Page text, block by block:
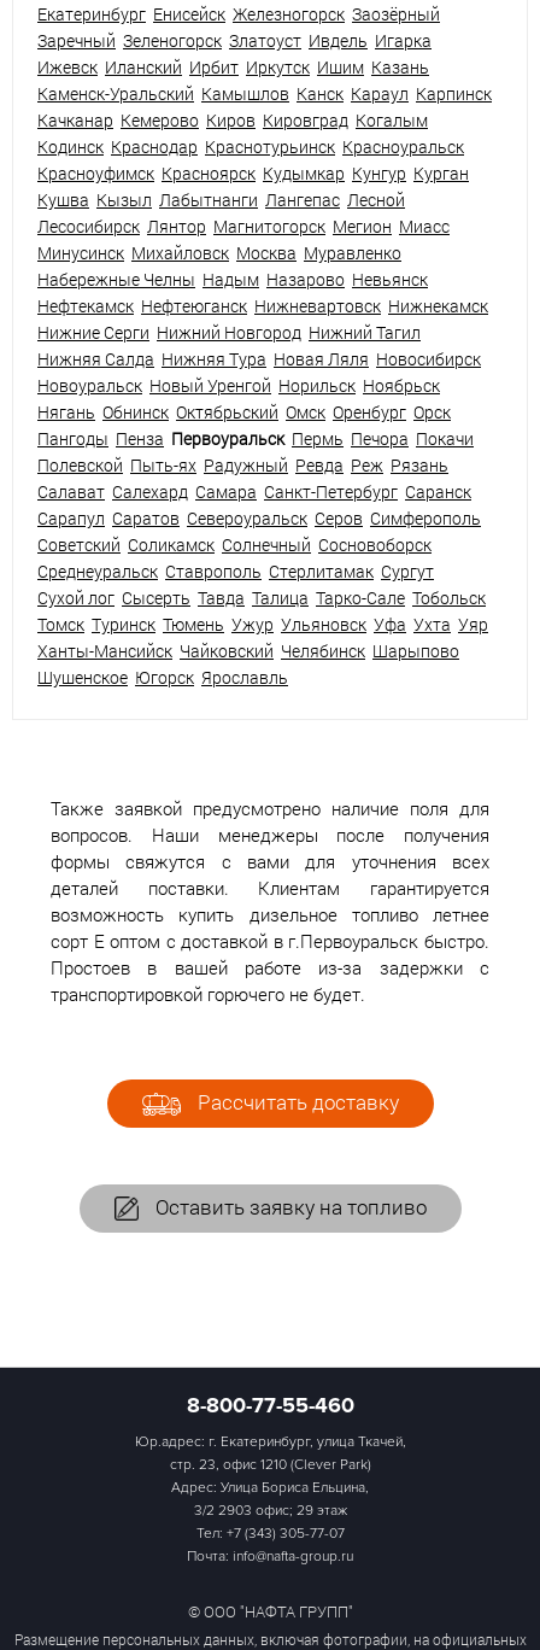
Екатеринбург Енисейск Железногорск Заозёрный
Заречный Зеленогорск Златоуст Ивдель Игарка
Ижевск Иланский Ирбит Иркутск Ишим Казань
Каменск-Уральский Камышлов Канск Караул Карпинск
Качканар Кемерово Киров Кировград Когалым
Кодинск Краснодар Краснотурьинск Красноуральск
Красноуфимск Красноярск Кудымкар Кунгур Курган
Кушва Кызыл Лабытнанги Лангепас Лесной
Лесосибирск Лянтор Магнитогорск Мегион Миасс
Минусинск Михайловск Москва Муравленко
Набережные Челны Надым Назарово Невьянск
Нефтекамск Нефтеюганск Нижневартовск Нижнекамск
Нижние Серги Нижний Новгород Нижний Тагил
Нижняя Салда Нижняя Тура Новая Ляля Новосибирск
Новоуральск Новый Уренгой Норильск Ноябрьск
Нягань Обнинск Октябрьский Омск Оренбург Орск
Пангоды Пенза Первоуральск Пермь Печора Покачи
Полевской Пыть-ях Радужный Ревда Реж Рязань
Салават Салехард Самара Санкт-Петербург Саранск
Сарапул Саратов Североуральск Серов Симферополь
Советский Соликамск Солнечный Сосновоборск
Среднеуральск Ставрополь Стерлитамак Сургут
Сухой лог Сысерть Тавда Талица Тарко-Сале Тобольск
Томск Туринск Тюмень Ужур Ульяновск Уфа Ухта Уяр
Ханты-Мансийск Чайковский Челябинск Шарыпово
Шушенское Югорск Ярославль
Также заявкой предусмотрено наличие поля для
вопросов. Наши менеджеры после получения
формы свяжутся с вами для уточнения всех
деталей поставки. Клиентам гарантируется
возможность купить дизельное топливо летнее
сорт Е оптом с доставкой в г.Первоуральск быстро.
Простоев в вашей работе из-за задержки с
транспортировкой горючего не будет.
Рассчитать доставку
Оставить заявку на топливо
8-800-77-55-460
Юр.адрес: г. Екатеринбург, улица Ткачей,
стр. 23, офис 1210 (Clever Park)
Адрес: Улица Бориса Ельцина,
3/2 2903 офис; 29 этаж
Тел: +7 (343) 305-77-07
Почта: info@nafta-group.ru
© ООО "НАФТА ГРУПП"
Размещение персональных данных, включая фотографии, на официальных